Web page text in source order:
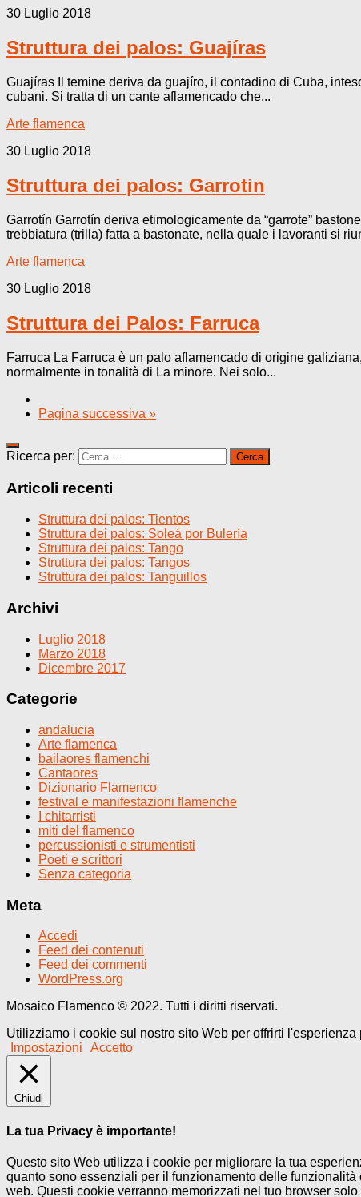
30 Luglio 2018
Struttura dei palos: Guajíras
Guajíras Il temine deriva da guajíro, il contadino di Cuba,
cubani. Si tratta di un cante aflamencado che...
Arte flamenca
30 Luglio 2018
Struttura dei palos: Garrotin
Garrotín Garrotín deriva etimologicamente da “garrote”
trebbiatura (trilla) fatta a bastonate, nella quale i lavoranti si
Arte flamenca
30 Luglio 2018
Struttura dei Palos: Farruca
Farruca La Farruca è un palo aflamencado di origine
normalmente in tonalità di La minore. Nei solo...
Pagina successiva »
Ricerca per:
Articoli recenti
Struttura dei palos: Tientos
Struttura dei palos: Soleá por Bulería
Struttura dei palos: Tango
Struttura dei palos: Tangos
Struttura dei palos: Tanguillos
Archivi
Luglio 2018
Marzo 2018
Dicembre 2017
Categorie
andalucia
Arte flamenca
bailaores flamenchi
Cantaores
Dizionario Flamenco
festival e manifestazioni flamenche
I chitarristi
miti del flamenco
percussionisti e strumentisti
Poeti e scrittori
Senza categoria
Meta
Accedi
Feed dei contenuti
Feed dei commenti
WordPress.org
Mosaico Flamenco © 2022. Tutti i diritti riservati.
Utilizziamo i cookie sul nostro sito Web per offrirti
Impostazioni
Accetto
Chiudi
La tua Privacy è importante!
Questo sito Web utilizza i cookie per migliorare la tua
quanto sono essenziali per il funzionamento delle
web. Questi cookie verranno memorizzati nel tuo browser